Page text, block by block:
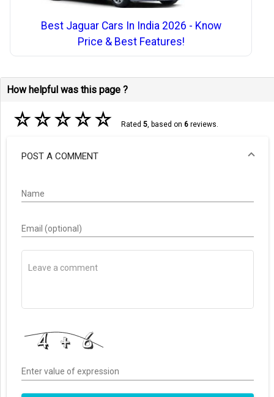
Best Jaguar Cars In India 2026 - Know
Price & Best Features!
How helpful was this page ?
☆☆☆☆☆ Rated 5, based on 6reviews.
POST A COMMENT
Name
Email (optional)
Enter value of expression